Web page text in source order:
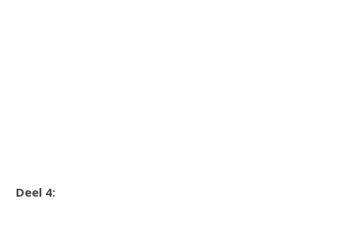
Deel 4: